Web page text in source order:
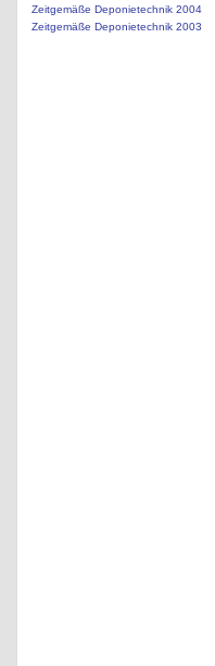
Zeitgemäße Deponietechnik 2004
Zeitgemäße Deponietechnik 2003